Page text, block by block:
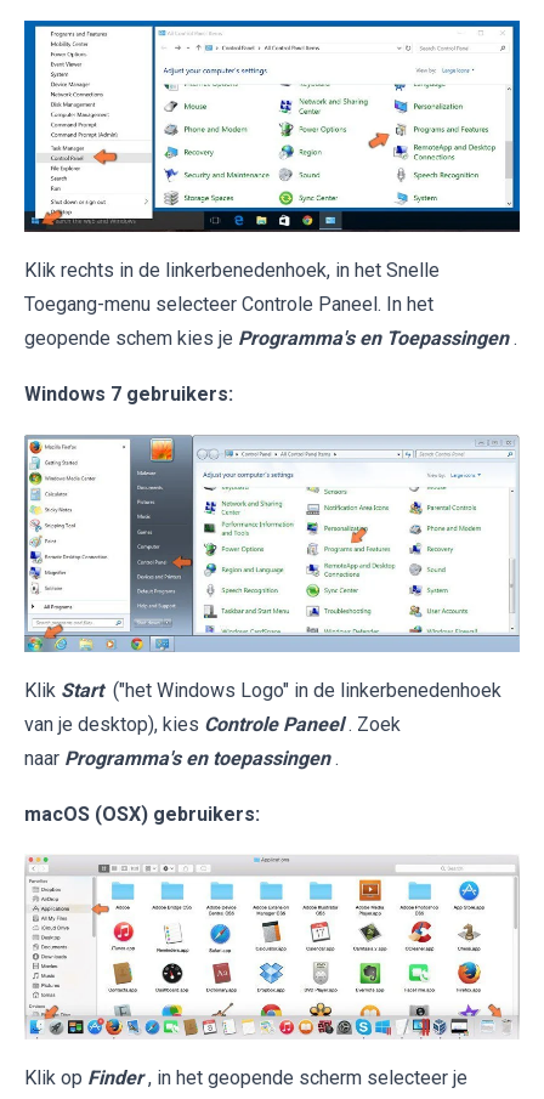
Klik rechts in de linkerbenedenhoek, in het Snelle
Toegang-menu selecteer Controle Paneel. In het
geopende schem kies je Programma's en Toepassingen .
Windows 7 gebruikers:
Klik Start ("het Windows Logo" in de linkerbenedenhoek
van je desktop), kies Controle Paneel . Zoek
naar Programma's en toepassingen .
macOS (OSX) gebruikers:
Klik op Finder , in het geopende scherm selecteer je